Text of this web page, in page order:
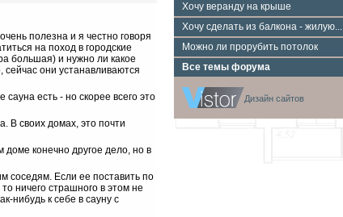
полезна и я честно говоря
на поход в городские
большая) и нужно ли какое
сейчас они устанавливаются
есть - но скорее всего это
В своих домах, это почти
доме конечно другое дело, но в
соседям. Если ее поставить по
ничего страшного в этом не
нибудь к себе в сауну с
Хочу веранду на крыше
Хочу сделать из балкона - жилую...
Можно ли прорубить потолок
Все темы форума
Дизайн сайтов